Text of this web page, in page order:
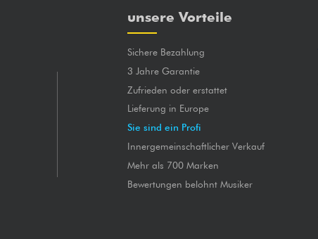
unsere Vorteile
Sichere Bezahlung
3 Jahre Garantie
Zufrieden oder erstattet
Lieferung in Europe
Sie sind ein Profi
Innergemeinschaftlicher Verkauf
Mehr als 700 Marken
Bewertungen belohnt Musiker